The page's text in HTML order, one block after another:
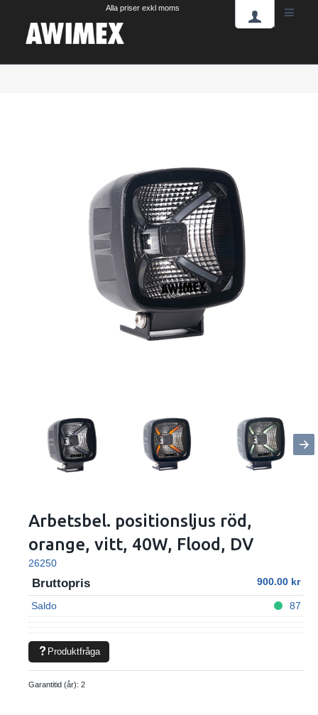
Alla priser exkl moms
Arbetsbel. positionsljus röd,
orange, vitt, 40W, Flood, DV
26250
Bruttopris 900.00
Saldo 87
Produktfråga
Garantitid (år): 2